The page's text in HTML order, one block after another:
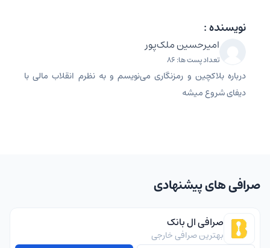
نویسنده :
امیرحسین ملک‌پور
تعداد پست ها: 86
درباره بلاکچین و رمزنگاری می‌نویسم و به نظرم انقلاب مالی با
دیفای شروع میشه
صرافی های پیشنهادی
صرافی ال بانک
بهترین صرافی خارجی